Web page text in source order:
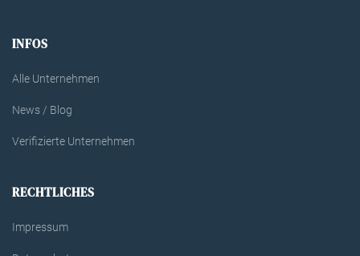
INFOS
Alle Unternehmen
News / Blog
Verifizierte Unternehmen
RECHTLICHES
Impressum